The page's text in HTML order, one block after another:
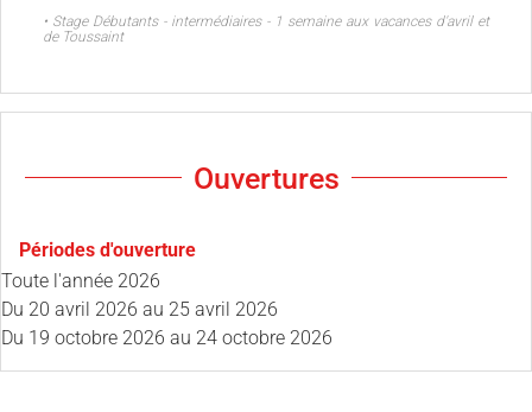
• Stage Débutants - intermédiaires - 1 semaine aux vacances d'avril et
de Toussaint
Ouvertures
Périodes d'ouverture
Toute l'année 2026
Du 20 avril 2026 au 25 avril 2026
Du 19 octobre 2026 au 24 octobre 2026